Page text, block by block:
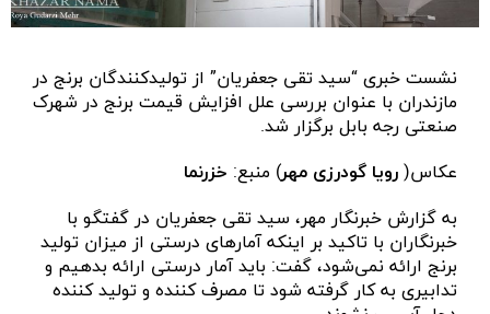
نشست خبری “سید تقی جعفریان” از تولیدکنندگان برنج در
مازندران با عنوان بررسی علل افزایش قیمت برنج در شهرک
صنعتی رجه بابل برگزار شد.
عکاس( رویا گودرزی مهر) منبع: خزرنما
به گزارش خبرنگار مهر، سید تقی جعفریان در گفتگو با
خبرنگاران با تاکید بر اینکه آمارهای درستی از میزان تولید
برنج ارائه نمی‌شود، گفت: باید آمار درستی ارائه بدهیم و
تدابیری به کار گرفته شود تا مصرف کننده و تولید کننده